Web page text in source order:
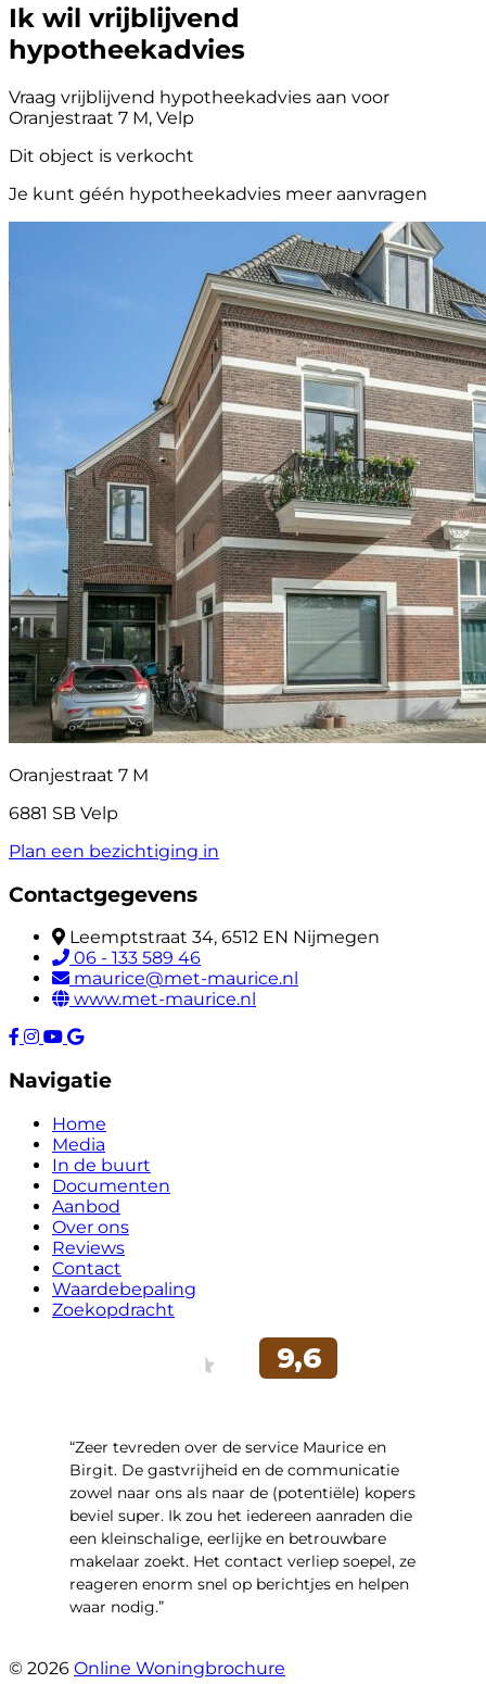
Ik wil vrijblijvend
hypotheekadvies
Vraag vrijblijvend hypotheekadvies aan voor
Oranjestraat 7 M, Velp
Dit object is verkocht
Je kunt géén hypotheekadvies meer aanvragen
Oranjestraat 7 M
6881 SB Velp
Plan een bezichtiging in
Contactgegevens
Leemptstraat 34, 6512 EN Nijmegen
06 - 133 589 46
maurice@met-maurice.nl
www.met-maurice.nl
Navigatie
Home
Media
In de buurt
Documenten
Aanbod
Over ons
Reviews
Contact
Waardebepaling
Zoekopdracht
“Zeer tevreden over de service Maurice en
Birgit. De gastvrijheid en de communicatie
zowel naar ons als naar de (potentiële) kopers
beviel super. Ik zou het iedereen aanraden die
een kleinschalige, eerlijke en betrouwbare
makelaar zoekt. Het contact verliep soepel, ze
reageren enorm snel op berichtjes en helpen
waar nodig.”
© 2026 Online Woningbrochure